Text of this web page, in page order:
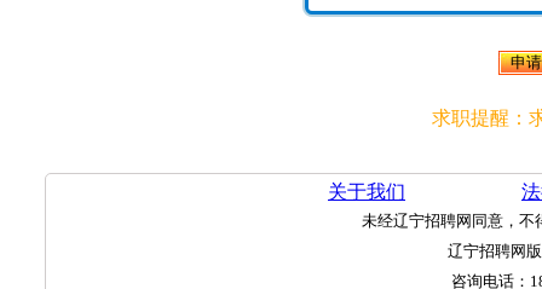
求职提醒：
关于我们
未经辽宁招聘网同意，不
辽宁招聘网
咨询电话：